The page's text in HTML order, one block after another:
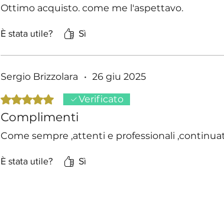
Ottimo acquisto. come me l'aspettavo.
È stata utile? Sì
Sergio Brizzolara • 26 giu 2025
Valutazione 5 stelle su 5.
Verificato
Complimenti
Come sempre ,attenti e professionali
È stata utile? Sì